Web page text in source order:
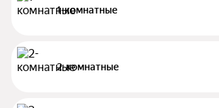
1-комнатные
2-комнатные